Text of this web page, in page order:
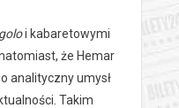
i kabaretowymi
że Hemar
analityczny umysł
Takim